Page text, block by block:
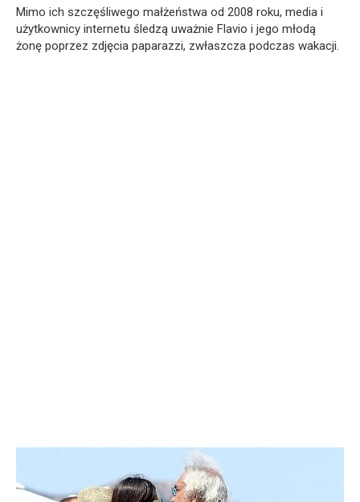
Mimo ich szczęśliwego małżeństwa od 2008 roku, media i
użytkownicy internetu śledzą uważnie Flavio i jego młodą
żonę poprzez zdjęcia paparazzi, zwłaszcza podczas wakacji.